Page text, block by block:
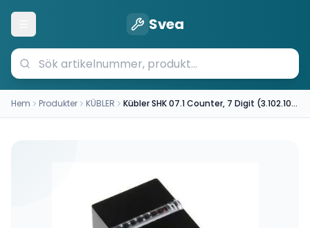
Öppna meny Svea
Hem Produkter KÜBLER Kübler SHK 07.1 Counter, 7 Digit (3.102.101.383)